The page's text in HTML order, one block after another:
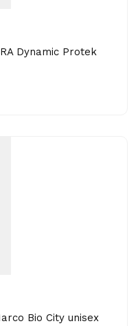
Dynamic Protek
Bio City unisex